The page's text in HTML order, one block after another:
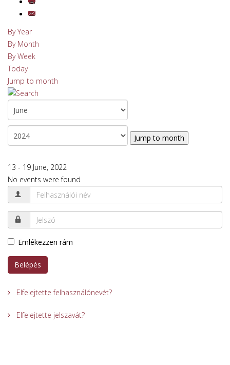
By Year
By Month
By Week
Today
Jump to month
Jump to month
13 - 19 June, 2022
No events were found
Emlékezzen rám
Belépés
Elfelejtette felhasználónevét?
Elfelejtette jelszavát?